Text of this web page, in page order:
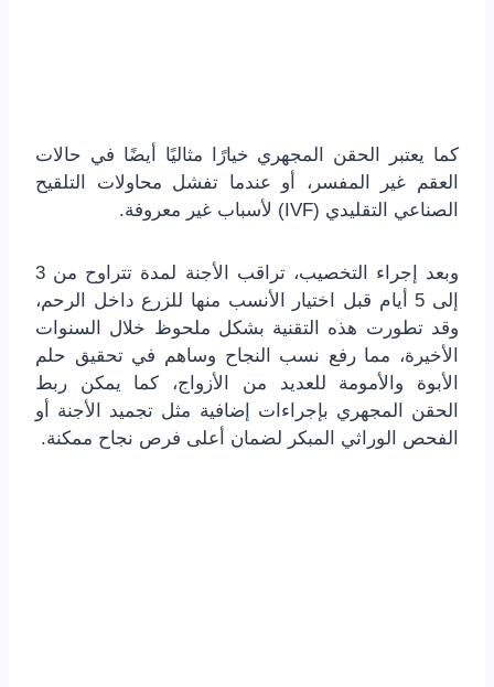
كما يعتبر الحقن المجهري خيارًا مثاليًا أيضًا في حالات
العقم غير المفسر، أو عندما تفشل محاولات التلقيح
الصناعي التقليدي (IVF) لأسباب غير معروفة.
وبعد إجراء التخصيب، تراقب الأجنة لمدة تتراوح من 3
إلى 5 أيام قبل اختيار الأنسب منها للزرع داخل الرحم،
وقد تطورت هذه التقنية بشكل ملحوظ خلال السنوات
الأخيرة، مما رفع نسب النجاح وساهم في تحقيق حلم
الأبوة والأمومة للعديد من الأزواج، كما يمكن ربط
الحقن المجهري بإجراءات إضافية مثل تجميد الأجنة أو
الفحص الوراثي المبكر لضمان أعلى فرص نجاح ممكنة.